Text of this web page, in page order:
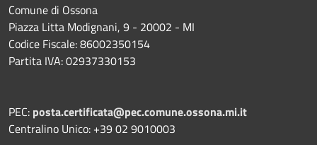
Comune di Ossona
Piazza Litta Modignani, 9 - 20002 - MI
Codice Fiscale: 86002350154
Partita IVA: 02937330153
PEC: posta.certificata@pec.comune.ossona.mi.it
Centralino Unico: +39 02 9010003